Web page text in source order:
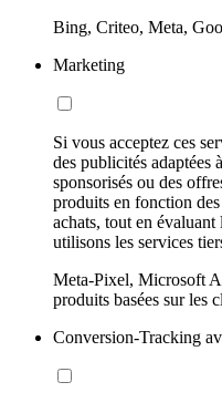
Bing, Criteo, Meta,
Marketing
Si vous acceptez ces
des publicités adaptées
sponsorisés ou des
produits en fonction
achats, tout en
utilisons les services
Meta-Pixel, Microsoft
produits basées sur les
Conversion-Tracking